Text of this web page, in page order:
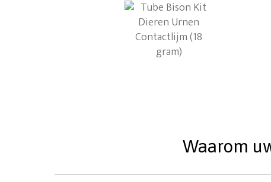
Waarom